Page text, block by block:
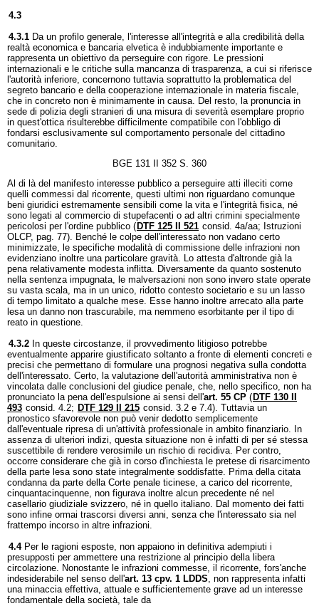
4.3
4.3.1 Da un profilo generale, l'interesse all'integrità e alla credibilità della
realtà economica e bancaria elvetica è indubbiamente importante e
rappresenta un obiettivo da perseguire con rigore. Le pressioni
internazionali e le critiche sulla mancanza di trasparenza, a cui si riferisce
l'autorità inferiore, concernono tuttavia soprattutto la problematica del
segreto bancario e della cooperazione internazionale in materia fiscale,
che in concreto non è minimamente in causa. Del resto, la pronuncia in
sede di polizia degli stranieri di una misura di severità esemplare proprio
in quest'ottica risulterebbe difficilmente compatibile con l'obbligo di
fondarsi esclusivamente sul comportamento personale del cittadino
comunitario.
BGE 131 II 352 S. 360
Al di là del manifesto interesse pubblico a perseguire atti illeciti come
quelli commessi dal ricorrente, questi ultimi non riguardano comunque
beni giuridici estremamente sensibili come la vita e l'integrità fisica, né
sono legati al commercio di stupefacenti o ad altri crimini specialmente
pericolosi per l'ordine pubblico ( DTF 125 II 521 consid. 4a/aa; Istruzioni
OLCP, pag. 77). Benché le colpe dell'interessato non vadano certo
minimizzate, le specifiche modalità di commissione delle infrazioni non
evidenziano inoltre una particolare gravità. Lo attesta d'altronde già la
pena relativamente modesta inflitta. Diversamente da quanto sostenuto
nella sentenza impugnata, le malversazioni non sono invero state operate
su vasta scala, ma in un unico, ridotto contesto societario e su un lasso
di tempo limitato a qualche mese. Esse hanno inoltre arrecato alla parte
lesa un danno non trascurabile, ma nemmeno esorbitante per il tipo di
reato in questione.
4.3.2 In queste circostanze, il provvedimento litigioso potrebbe
eventualmente apparire giustificato soltanto a fronte di elementi concreti e
precisi che permettano di formulare una prognosi negativa sulla condotta
dell'interessato. Certo, la valutazione dell'autorità amministrativa non è
vincolata dalle conclusioni del giudice penale, che, nello specifico, non ha
pronunciato la pena dell'espulsione ai sensi dell'art. 55 CP ( DTF 130 II
493 consid. 4.2; DTF 129 II 215 consid. 3.2 e 7.4). Tuttavia un
pronostico sfavorevole non può venir dedotto semplicemente
dall'eventuale ripresa di un'attività professionale in ambito finanziario. In
assenza di ulteriori indizi, questa situazione non è infatti di per sé stessa
suscettibile di rendere verosimile un rischio di recidiva. Per contro,
occorre considerare che già in corso d'inchiesta le pretese di risarcimento
della parte lesa sono state integralmente soddisfatte. Prima della citata
condanna da parte della Corte penale ticinese, a carico del ricorrente,
cinquantacinquenne, non figurava inoltre alcun precedente né nel
casellario giudiziale svizzero, né in quello italiano. Dal momento dei fatti
sono infine ormai trascorsi diversi anni, senza che l'interessato sia nel
frattempo incorso in altre infrazioni.
4.4 Per le ragioni esposte, non appaiono in definitiva adempiuti i
presupposti per ammettere una restrizione al principio della libera
circolazione. Nonostante le infrazioni commesse, il ricorrente, fors'anche
indesiderabile nel senso dell'art. 13 cpv. 1 LDDS, non rappresenta infatti
una minaccia effettiva, attuale e sufficientemente grave ad un interesse
fondamentale della società, tale da